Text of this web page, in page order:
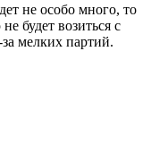
не особо много, то
будет возиться с
мелких партий.